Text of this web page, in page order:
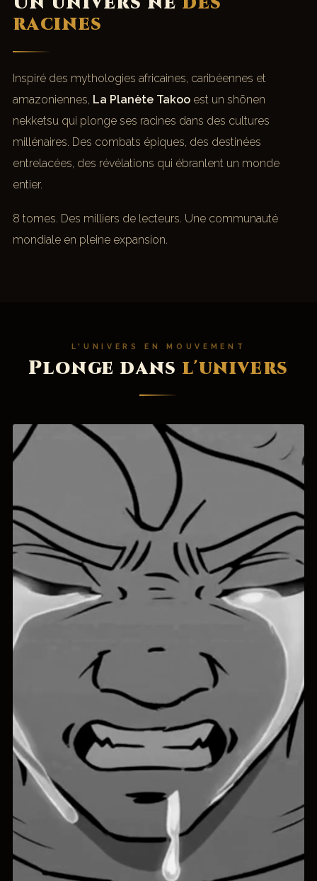
racines
Inspiré des mythologies africaines, caribéennes et
amazoniennes, La Planète Takooest un shōnen
nekketsu qui plonge ses racines dans des cultures
millénaires. Des combats épiques, des destinées
entrelacées, des révélations qui ébranlent un monde
entier.
8 tomes. Des milliers de lecteurs. Une communauté
mondiale en pleine expansion.
L'UNIVERS EN MOUVEMENT
Plonge dansl'univers